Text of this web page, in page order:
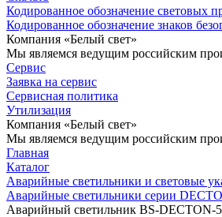
Кодированное обозначение световых
Кодированное обозначение знаков
Компания «Белый свет»
Мы являемся ведущим российским
Сервис
Заявка на сервис
Сервисная политика
Утилизация
Компания «Белый свет»
Мы являемся ведущим российским
Главная
Каталог
Аварийные светильники и световые
Аварийные светильники серии
Аварийный светильник BS-